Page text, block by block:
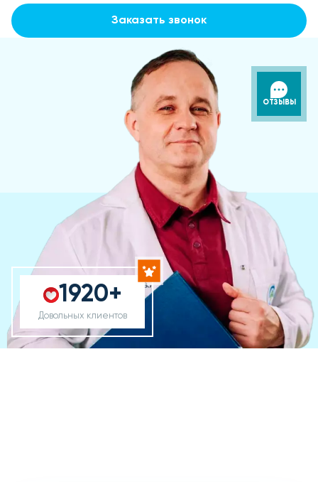
Заказать звонок
1920+
Довольных клиентов
ОТЗЫВЫ